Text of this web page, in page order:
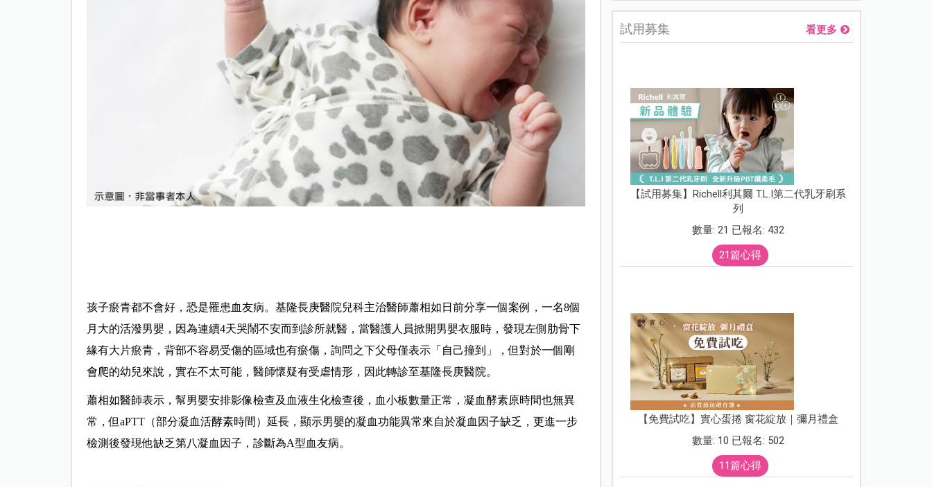
孩子瘀青都不會好，恐是罹患血友病。基隆長庚醫院兒科主治醫師蕭相如日前分享一個案例，一名8個
月大的活潑男嬰，因為連續4天哭鬧不安而到診所就醫，當醫護人員掀開男嬰衣服時，發現左側肋骨下
緣有大片瘀青，背部不容易受傷的區域也有瘀傷，詢問之下父母僅表示「自己撞到」，但對於一個剛
會爬的幼兒來說，實在不太可能，醫師懷疑有受虐情形，因此轉診至基隆長庚醫院。
蕭相如醫師表示，幫男嬰安排影像檢查及血液生化檢查後，血小板數量正常，凝血酵素原時間也無異
常，但aPTT（部分凝血活酵素時間）延長，顯示男嬰的凝血功能異常來自於凝血因子缺乏，更進一步
檢測後發現他缺乏第八凝血因子，診斷為A型血友病。
試用募集 看更多
【試用募集】Richell利其爾 T.L.I第二代乳牙刷系
列
數量: 21 已報名: 432
21篇心得
【免費試吃】實心蛋捲 窗花綻放｜彌月禮盒
數量: 10 已報名: 502
11篇心得